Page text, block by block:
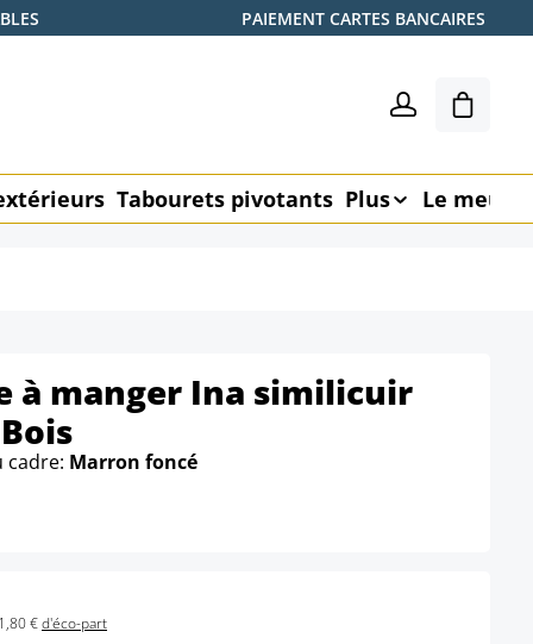
PAIEMENT CARTES BANCAIRES
Le
Tabourets pivotants Plus Le
à manger Ina similicuir
cadre: Marron foncé
€d'éco-part